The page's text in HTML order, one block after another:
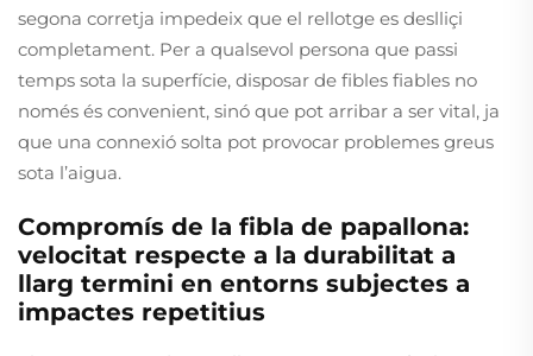
segona corretja impedeix que el rellotge es deslliçi
completament. Per a qualsevol persona que passi
temps sota la superfície, disposar de fibles fiables no
només és convenient, sinó que pot arribar a ser vital, ja
que una connexió solta pot provocar problemes greus
sota l’aigua.
Compromís de la fibla de papallona:
velocitat respecte a la durabilitat a
llarg termini en entorns subjectes a
impactes repetitius